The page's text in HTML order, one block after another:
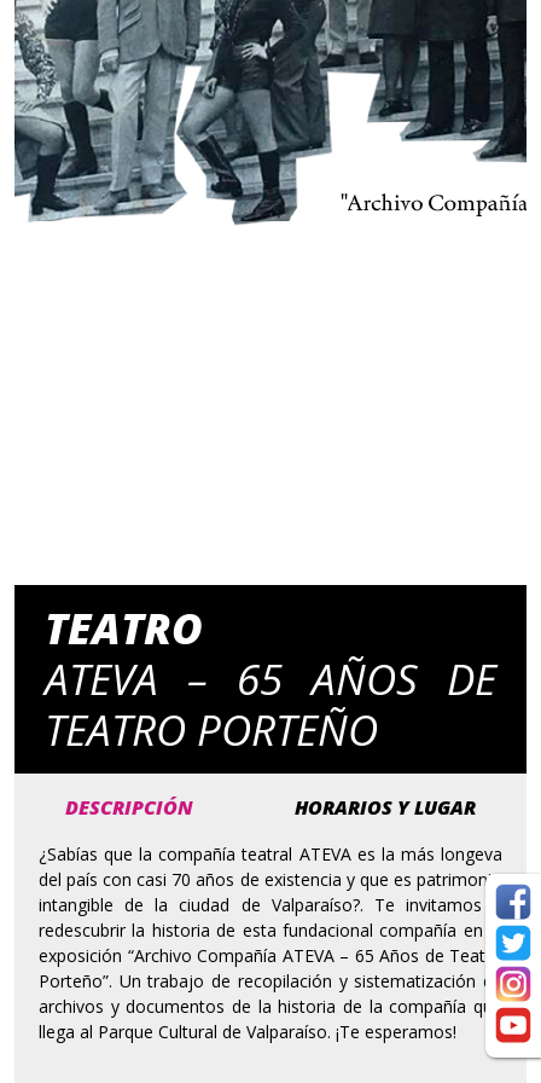
TEATRO
ATEVA – 65 AÑOS DE
TEATRO PORTEÑO
DESCRIPCIÓN HORARIOS Y LUGAR
¿Sabías que la compañía teatral ATEVA es la más longeva
del país con casi 70 años de existencia y que es patrimonio
intangible de la ciudad de Valparaíso?. Te invitamos a
redescubrir la historia de esta fundacional compañía en la
exposición “Archivo Compañía ATEVA – 65 Años de Teatro
Porteño”. Un trabajo de recopilación y sistematización de
archivos y documentos de la historia de la compañía que
llega al Parque Cultural de Valparaíso. ¡Te esperamos!